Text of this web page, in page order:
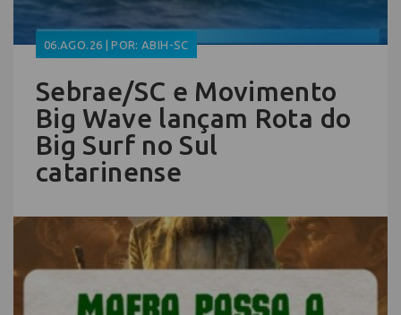
06.AGO.26 | POR: ABIH-SC
Sebrae/SC e Movimento
Big Wave lançam Rota do
Big Surf no Sul
catarinense